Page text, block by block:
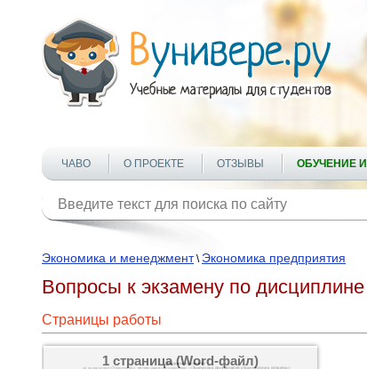
ЧАВО О ПРОЕКТЕ ОТЗЫВЫ ОБУЧЕНИЕ
Экономика и менеджмент\ Экономика предприятия
Вопросы к экзамену по
Страницы работы
1 страница (Word-файл)